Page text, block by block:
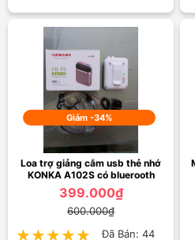
Giảm -34%
Loa trợ giảng cắm usb thẻ nhớ
KONKA A102S có bluerooth
399.000₫
600.000₫
★★★★★
★★★★★ Đã Bán: 44